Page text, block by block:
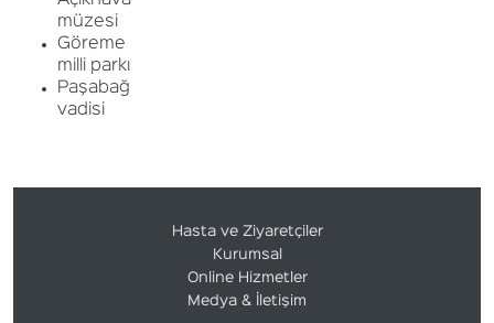
müzesi
Göreme
milli parkı
Paşabağ
vadisi
Hasta ve Ziyaretçiler
Kurumsal
Online Hizmetler
Medya & İletişim